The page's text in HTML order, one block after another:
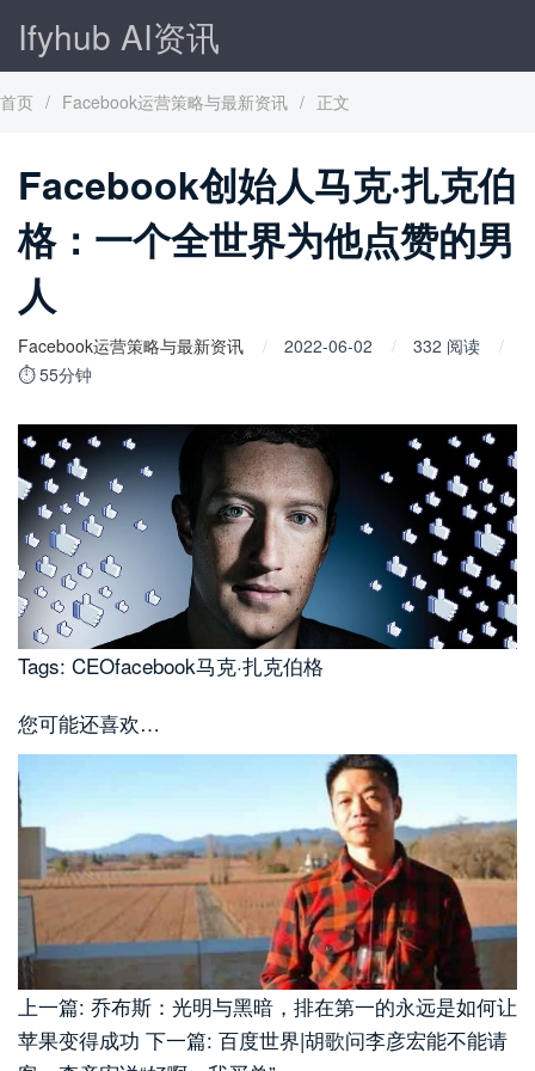
Ifyhub AI资讯
首页 / Facebook运营策略与最新资讯 / 正文
Facebook创始人马克·扎克伯
格：一个全世界为他点赞的男
人
Facebook运营策略与最新资讯 2022-06-02
332 阅读
⏱ 55分钟
Tags: CEOfacebook马克·扎克伯格
您可能还喜欢…
上一篇: 乔布斯：光明与黑暗，排在第一的永远是如何让
苹果变得成功 下一篇: 百度世界|胡歌问李彦宏能不能请